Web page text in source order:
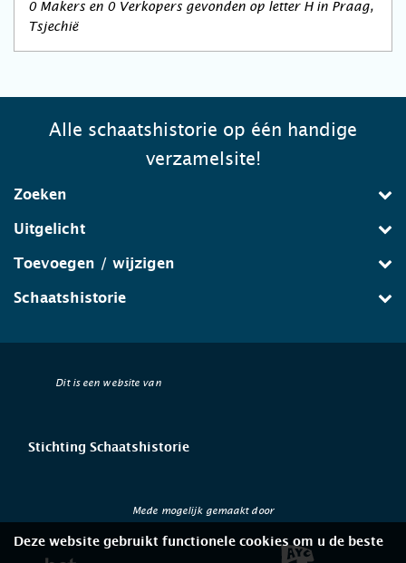
0 Makers en 0 Verkopers gevonden op letter H in Praag,
Tsjechië
Alle schaatshistorie op één handige
verzamelsite!
Zoeken
Uitgelicht
Toevoegen / wijzigen
Schaatshistorie
Dit is een website van
Stichting Schaatshistorie
Mede mogelijk gemaakt door
Deze website gebruikt functionele cookies om u de beste